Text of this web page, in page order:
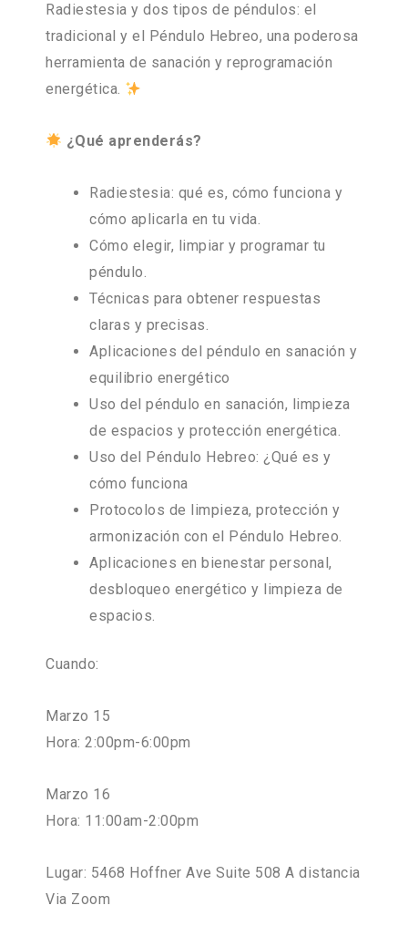
Radiestesia y dos tipos de péndulos: el
tradicional y el Péndulo Hebreo, una poderosa
herramienta de sanación y reprogramación
energética.
¿Qué aprenderás?
Radiestesia: qué es, cómo funciona y
cómo aplicarla en tu vida.
Cómo elegir, limpiar y programar tu
péndulo.
Técnicas para obtener respuestas
claras y precisas.
Aplicaciones del péndulo en sanación y
equilibrio energético
Uso del péndulo en sanación, limpieza
de espacios y protección energética.
Uso del Péndulo Hebreo: ¿Qué es y
cómo funciona
Protocolos de limpieza, protección y
armonización con el Péndulo Hebreo.
Aplicaciones en bienestar personal,
desbloqueo energético y limpieza de
espacios.
Cuando:
Marzo 15
Hora: 2:00pm-6:00pm
Marzo 16
Hora: 11:00am-2:00pm
Lugar: 5468 Hoffner Ave Suite 508 A distancia
Via Zoom